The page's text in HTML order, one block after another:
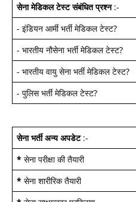
सेना मेडिकल टेस्ट संबंधित प्रश्न:-
- इंडियन आर्मी भर्ती मेडिकल टेस्ट?
- भारतीय नौसेना भर्ती मेडिकल टेस्ट?
- भारतीय वायु सेना भर्ती मेडिकल टेस्ट?
- पुलिस भर्ती मेडिकल टेस्ट?
सेना भर्ती अन्य अपडेट:-
* सेना परीक्षा की तैयारी
* सेना शारीरिक तैयारी